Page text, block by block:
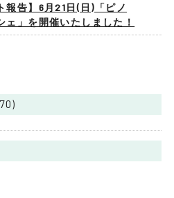
報告】6月21日(日)「ピノ
ェ」を開催いたしました！